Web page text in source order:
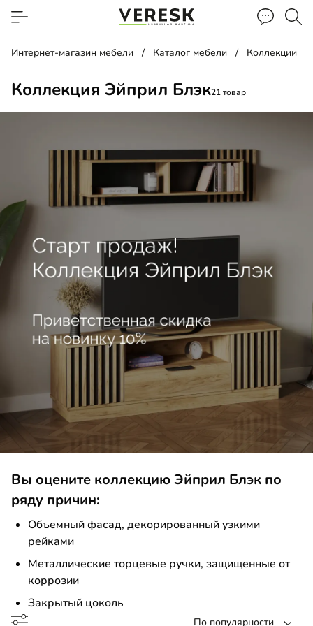
Интернет-магазин мебели Каталог мебели Коллекции
Коллекция Эйприл Блэк21 товар
стенка до
Вы оцените коллекцию Эйприл Блэк по
ряду причин:
Объемный фасад, декорированный узкими
рейками
Металлические торцевые ручки, защищенные от
коррозии
Закрытый цоколь
По популярности